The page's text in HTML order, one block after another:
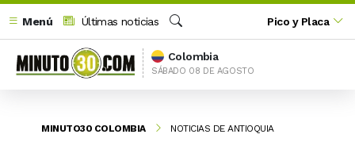
Menú
Últimas noticias
Buscar
Pico y Placa
Colombia
SÁBADO 08 DE AGOSTO
MINUTO30 COLOMBIA NOTICIAS DE ANTIOQUIA